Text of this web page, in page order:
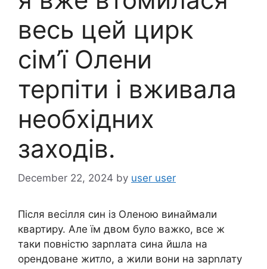
весь цей цирк
сім’ї Олени
терпіти і вживала
необхідних
заходів.
December 22, 2024 by user user
Після весілля син із Оленою винаймали
квартиру. Але їм двом було важко, все ж
таки повністю зарnлата сина йшла на
орендоване житло, а жили вони на зарnлату